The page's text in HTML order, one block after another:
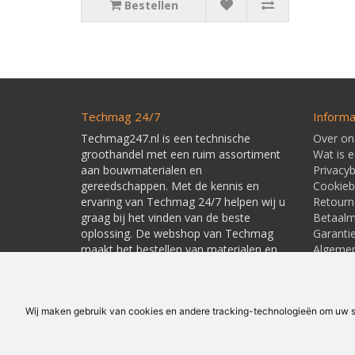
Wij maken gebruik van cookies en andere tracking-technologieën om
Bestellen
Techmag 24/7
Techmag247.nl is een technische
groothandel met een ruim assortiment
aan bouwmaterialen en
gereedschappen. Met de kennis en
ervaring van Techmag 24/7 helpen wij u
graag bij het vinden van de beste
oplossing. De webshop van Techmag
maakt het bestellen van materialen en
Over
Wat is